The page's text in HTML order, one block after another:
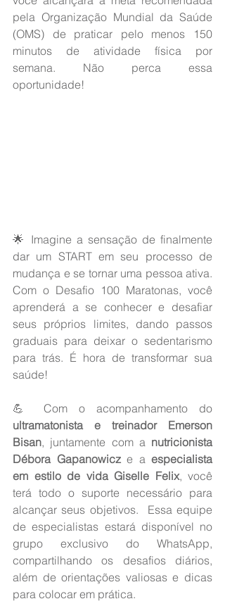
pela Organização Mundial da Saúde
(OMS) de praticar pelo menos 150
minutos de atividade física por
semana. Não perca essa
oportunidade!
🌟 Imagine a sensação de finalmente
dar um START em seu processo de
mudança e se tornar uma pessoa ativa.
Com o Desafio 100 Maratonas, você
aprenderá a se conhecer e desafiar
seus próprios limites, dando passos
graduais para deixar o sedentarismo
para trás. É hora de transformar sua
saúde!
ultramatonista e treinador Emerson
Bisan, juntamente com a nutricionista
Débora Gapanowicz e a especialista
em estilo de vida Giselle Felix, você
terá todo o suporte necessário para
alcançar seus objetivos.  Essa equipe
de especialistas estará disponível no
grupo exclusivo do WhatsApp,
compartilhando os desafios diários,
além de orientações valiosas e dicas
para colocar em prática.